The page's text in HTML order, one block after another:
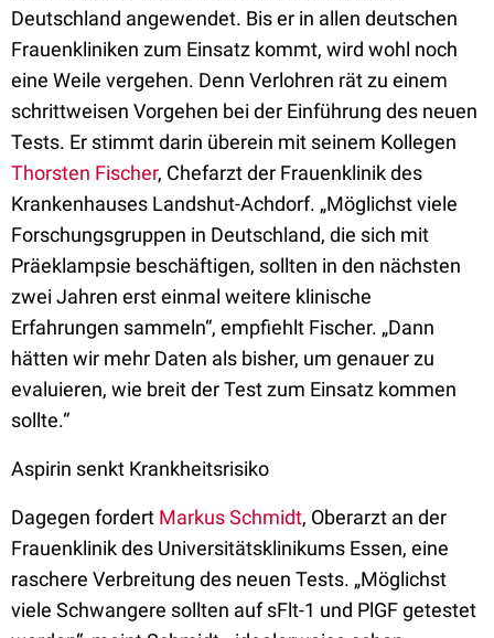
Deutschland angewendet. Bis er in allen deutschen
Frauenkliniken zum Einsatz kommt, wird wohl noch
eine Weile vergehen. Denn Verlohren rät zu einem
schrittweisen Vorgehen bei der Einführung des neuen
Tests. Er stimmt darin überein mit seinem Kollegen
Thorsten Fischer, Chefarzt der Frauenklinik des
Krankenhauses Landshut-Achdorf. „Möglichst viele
Forschungsgruppen in Deutschland, die sich mit
Präeklampsie beschäftigen, sollten in den nächsten
zwei Jahren erst einmal weitere klinische
Erfahrungen sammeln“, empfiehlt Fischer. „Dann
hätten wir mehr Daten als bisher, um genauer zu
evaluieren, wie breit der Test zum Einsatz kommen
sollte.“
Aspirin senkt Krankheitsrisiko
Dagegen fordert Markus Schmidt, Oberarzt an der
Frauenklinik des Universitätsklinikums Essen, eine
raschere Verbreitung des neuen Tests. „Möglichst
viele Schwangere sollten auf sFlt-1 und PlGF getestet